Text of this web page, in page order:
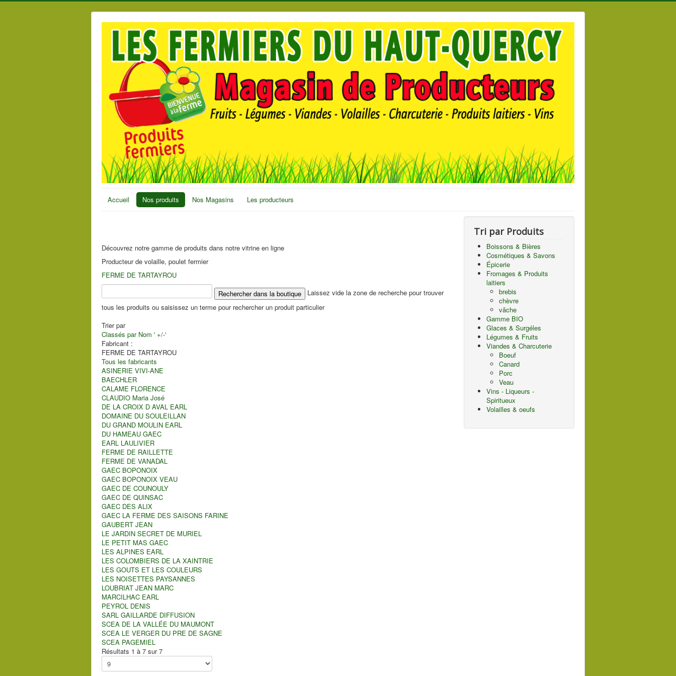
Accueil Nos produits Nos Magasins Les producteurs
Découvrez notre gamme de produits dans notre vitrine en ligne
Producteur de volaille, poulet fermier
FERME DE TARTAYROU
Laissez vide la zone de recherche pour trouver
tous les produits ou saisissez un terme pour rechercher un produit particulier
Trier par
Classés par Nom ' +/-'
Fabricant :
FERME DE TARTAYROU
Tous les fabricants
ASINERIE VIVI-ANE
BAECHLER
CALAME FLORENCE
CLAUDIO Maria José
DE LA CROIX D AVAL EARL
DOMAINE DU SOULEILLAN
DU GRAND MOULIN EARL
DU HAMEAU GAEC
EARL LAULIVIER
FERME DE RAILLETTE
FERME DE VANADAL
GAEC BOPONOIX
GAEC BOPONOIX VEAU
GAEC DE COUNOULY
GAEC DE QUINSAC
GAEC DES ALIX
GAEC LA FERME DES SAISONS FARINE
GAUBERT JEAN
LE JARDIN SECRET DE MURIEL
LE PETIT MAS GAEC
LES ALPINES EARL
LES COLOMBIERS DE LA XAINTRIE
LES GOUTS ET LES COULEURS
LES NOISETTES PAYSANNES
LOUBRIAT JEAN MARC
MARCILHAC EARL
PEYROL DENIS
SARL GAILLARDE DIFFUSION
SCEA DE LA VALLÉE DU MAUMONT
SCEA LE VERGER DU PRE DE SAGNE
SCEA PAGEMIEL
Résultats 1 à 7 sur 7
Tri par Produits
Boissons & Bières
Cosmétiques & Savons
Épicerie
Fromages & Produits
laitiers
brebis
chèvre
vâche
Gamme BIO
Glaces & Surgéles
Légumes & Fruits
Viandes & Charcuterie
Boeuf
Canard
Porc
Veau
Vins - Liqueurs -
Spiritueux
Volailles & oeufs